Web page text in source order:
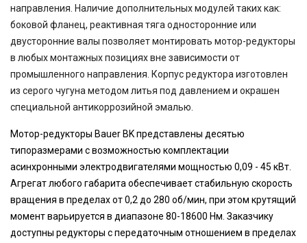
направления. Наличие дополнительных модулей таких как:
боковой фланец, реактивная тяга односторонние или
двусторонние валы позволяет монтировать мотор-редукторы
в любых монтажных позициях вне зависимости от
промышленного направления. Корпус редуктора изготовлен
из серого чугуна методом литья под давлением и окрашен
специальной антикоррозийной эмалью.
Мотор-редукторы Bauer BK представлены десятью
типоразмерами с возможностью комплектации
асинхронными электродвигателями мощностью 0,09 - 45 кВт.
Агрегат любого габарита обеспечивает стабильную скорость
вращения в пределах от 0,2 до 280 об/мин, при этом крутящий
момент варьируется в диапазоне 80-18600 Нм. Заказчику
доступны редукторы с передаточным отношением в пределах